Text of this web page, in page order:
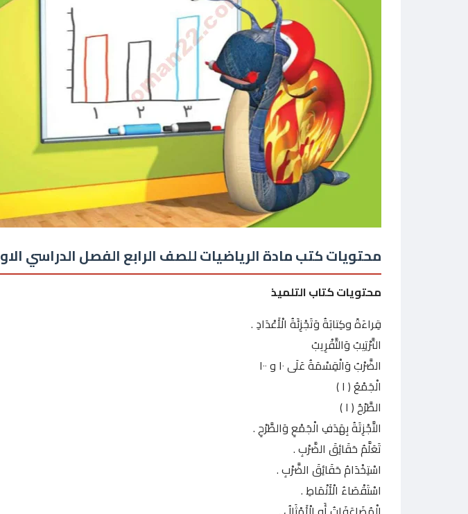
محتويات كتب مادة الرياضيات للصف الرابع الفصل الدراسي
محتويات كتاب التلميذ
قِراءَةً وكِتابَةُ وَتَجْزِئَةُ الْأَعْدَادِ .
التَّرْتِيبُ وَالتَّقْرِيبُ
الضَّرْبُ وَالْقِسْمَةُ عَلَى ۱۰ و ۱۰۰
الْجَمْعُ ( ١ )
الطَّرْحُ ( ١ )
التَّجْزِتَةُ بِهَدَفِ الْجَمْعِ وَالطَّرْحِ .
تَعَلَّمُ حَقَائِقَ الضَّرْبِ .
اسْتِخْدَامُ حَقَائِقَ الضَّرْبِ .
اسْتَقْصَاءُ الْأَنْمَاطِ .